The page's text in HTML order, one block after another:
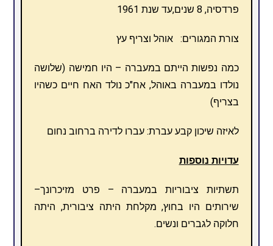
פרדסיה, 8 שנים,עד שנת 1961
צורת המגורים: אוהל וצריף עץ
כמה נפשות הייתם במעברה – היו חמישה (שלושה
נולדו במעברה באוהל, אח"כ נולד האח חיים כשהיו
בצריף)
לאיזה שיכון קבע עברת: עברו לדירה ברחוב נחום
עדויות נוספות
תשתיות ציבוריות במעברה – פרט מזיכרונך–
שירותים היו בחוץ, מקלחת היתה ציבורית, היתה
חלוקה לגברים ונשים.